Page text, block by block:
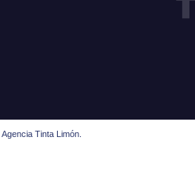
Agencia Tinta Limón.